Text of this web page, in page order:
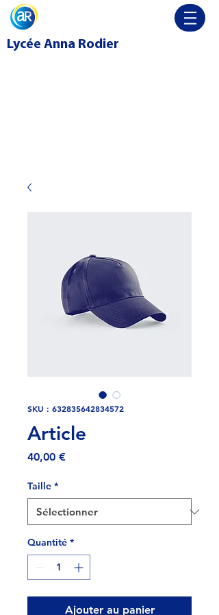
Lycée Anna Rodier
SKU : 632835642834572
Article
40,00 €Prix
Taille *
Quantité *
Ajouter au panier